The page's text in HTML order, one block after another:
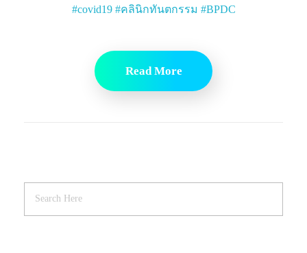
#covid19 #คลินิกทันตกรรม #BPDC
Read More